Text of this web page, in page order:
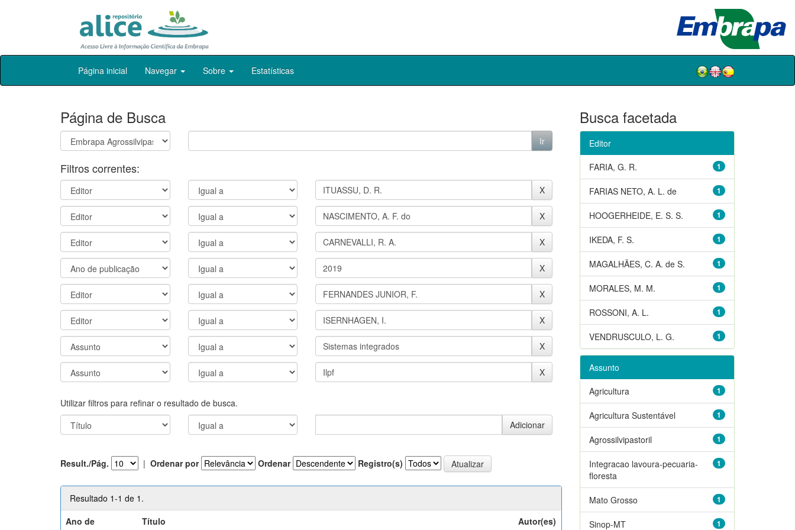
Skip
Página inicial Navegar Sobre Estatísticas
Página de Busca
Filtros correntes:
Utilizar filtros para refinar o resultado de busca.
Result./Pág. | Ordenar por Ordenar Registro(s)
Resultado 1-1 de 1.
Ano de
Título Autor(es)
Busca facetada
Editor
1
FARIA, G. R.
1
FARIAS NETO, A. L. de
1
HOOGERHEIDE, E. S. S.
1
IKEDA, F. S.
1
MAGALHÃES, C. A. de S.
1
MORALES, M. M.
1
ROSSONI, A. L.
1
VENDRUSCULO, L. G.
Assunto
1
Agricultura
1
Agricultura Sustentável
1
Agrossilvipastoril
1
Integracao lavoura-pecuaria-
floresta
1
Mato Grosso
1
Sinop-MT